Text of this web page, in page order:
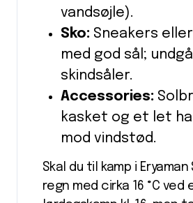
vandsøjle).
Sko: Sneakers
med god sål;
skindsåler.
Accessories:
kasket og et let
mod vindstød.
Skal du til kamp i Eryaman
regn med cirka 16 °C ved